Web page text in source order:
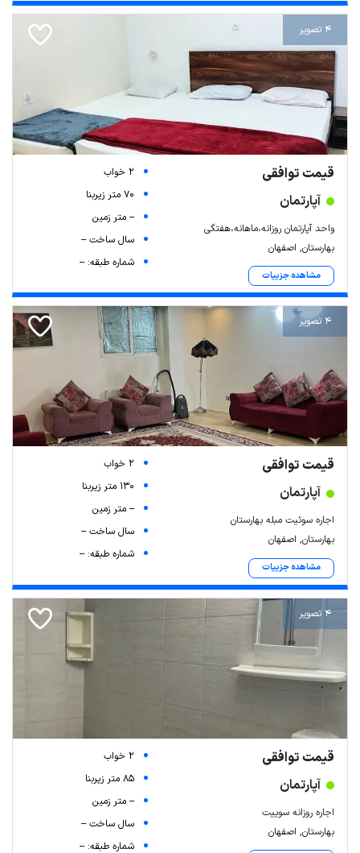
4 تصویر
قیمت توافقی
آپارتمان
واحد آپارتمان روزانه،ماهانه،هفتگی
بهارستان, اصفهان
مشاهده جزییات
2 خواب
70 متر زیربنا
-- متر زمین
سال ساخت --
شماره طبقه: --
4 تصویر
قیمت توافقی
آپارتمان
اجاره سوئیت مبله بهارستان
بهارستان, اصفهان
مشاهده جزییات
2 خواب
130 متر زیربنا
-- متر زمین
سال ساخت --
شماره طبقه: --
4 تصویر
قیمت توافقی
آپارتمان
اجاره روزانه سوییت
بهارستان, اصفهان
2 خواب
85 متر زیربنا
-- متر زمین
سال ساخت --
شماره طبقه: --